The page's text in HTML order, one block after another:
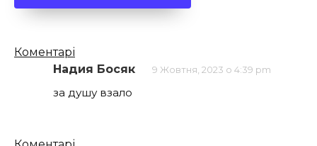
Кількість
коментарів
Коментарі
Надия Босяк
9 Жовтня, 2023 о 4:39 pm
за душу взало